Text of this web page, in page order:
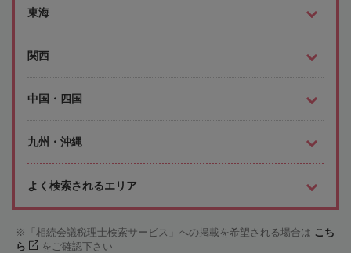
東海
関西
中国・四国
九州・沖縄
よく検索されるエリア
「相続会議税理士検索サービス」への掲載を希望される場合は こち
ら
をご確認下さい